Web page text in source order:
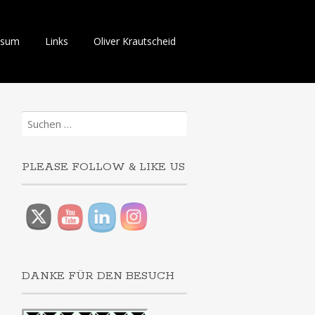
Links Oliver Krautscheid
Suchen
nach:
PLEASE FOLLOW & LIKE US
DANKE FÜR DEN BESUCH